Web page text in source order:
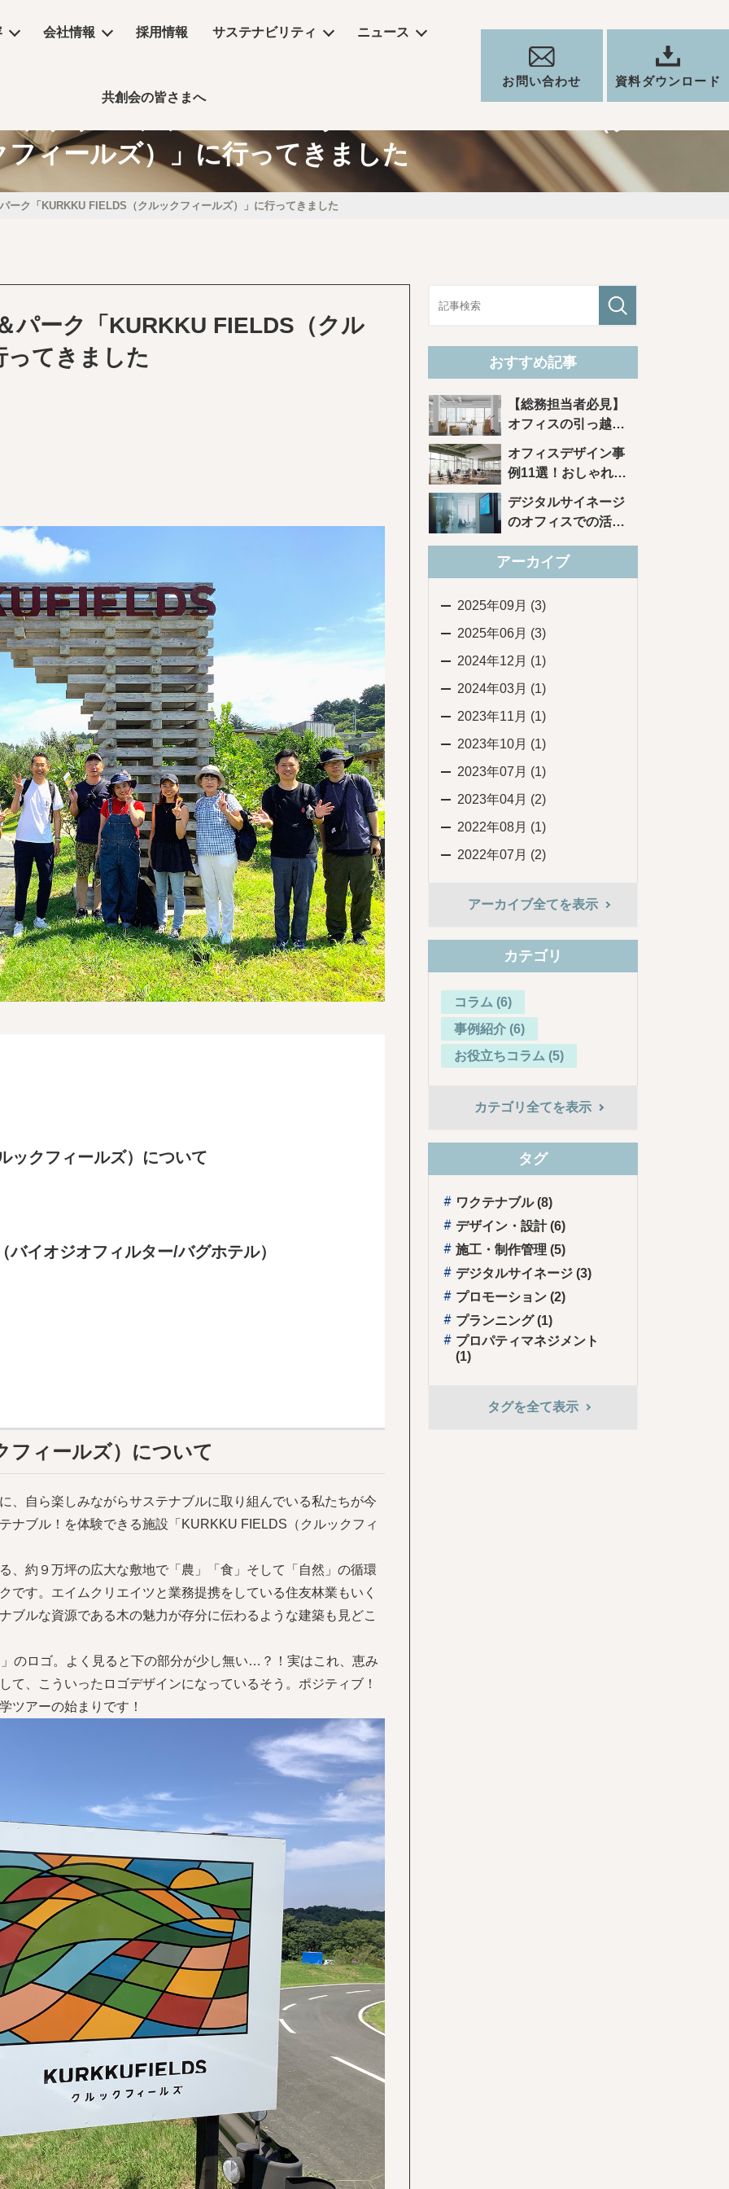
店 飲食店・食物販店
ム 公共施設・ホテル・住空間
リーシング デザイン・設計
会社情報
丸井グループ企業
採用情報 サステナビリティ
ステナビリティ
コンセプトムービー
ニュース
ム
共創会の皆さまへ
お問い合わせ 資料ダウンロード
フィールズ）」に行ってきました
ーク「KURKKU FIELDS（クルックフィールズ）」に行ってきました
パーク「KURKKU FIELDS（クル
てきました
ックフィールズ）について
バイオジオフィルター/バグホテル）
フィールズ）について
、自ら楽しみながらサステナブルに取り組んでいる私たちが今
ナブル！を体験できる施設「KURKKU FIELDS（クルックフィ
、約９万坪の広大な敷地で「農」「食」そして「自然」の循環
です。エイムクリエイツと業務提携をしている住友林業もいく
ブルな資源である木の魅力が存分に伝わるような建築も見どこ
のロゴ。よく見ると下の部分が少し無い…？！実はこれ、恵み
て、こういったロゴデザインになっているそう。ポジティブ！
ツアーの始まりです！
おすすめ記事
【総務担当者必見】
オフィスの引っ越し
を成功させる10のポ
イント
オフィスデザイン事
例11選！おしゃれ・
デジタルサイネージ
のオフィスでの活用
紹介
アーカイブ
2025年09月 (3)
2025年06月 (3)
2024年12月 (1)
2024年03月 (1)
2023年11月 (1)
2023年10月 (1)
2023年07月 (1)
2023年04月 (2)
2022年08月 (1)
2022年07月 (2)
アーカイブ全てを表示
カテゴリ
コラム (6)
事例紹介 (6)
お役立ちコラム (5)
カテゴリ全てを表示
タグ
ワクテナブル (8)
デザイン・設計 (6)
施⼯・制作管理 (5)
デジタルサイネージ (3)
プロモーション (2)
プランニング (1)
プロパティマネジメント
(1)
タグを全て表⽰